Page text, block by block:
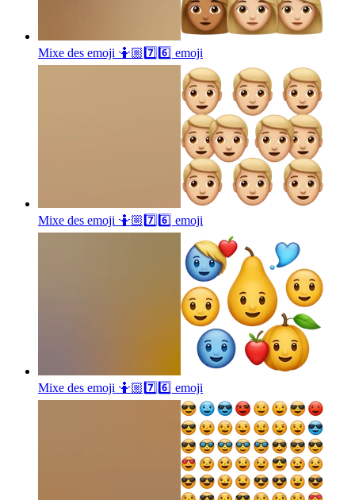
Mixe des emoji 🤷🏼7️⃣6️⃣ emoji
Mixe des emoji 🤷🏼7️⃣6️⃣ emoji
Mixe des emoji 🤷🏼7️⃣6️⃣ emoji